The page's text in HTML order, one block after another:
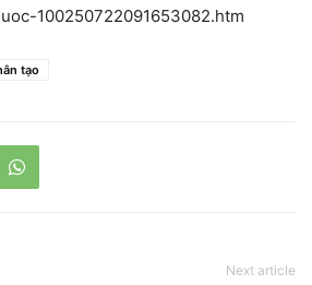
100250722091653082.htm
tạo
Next article